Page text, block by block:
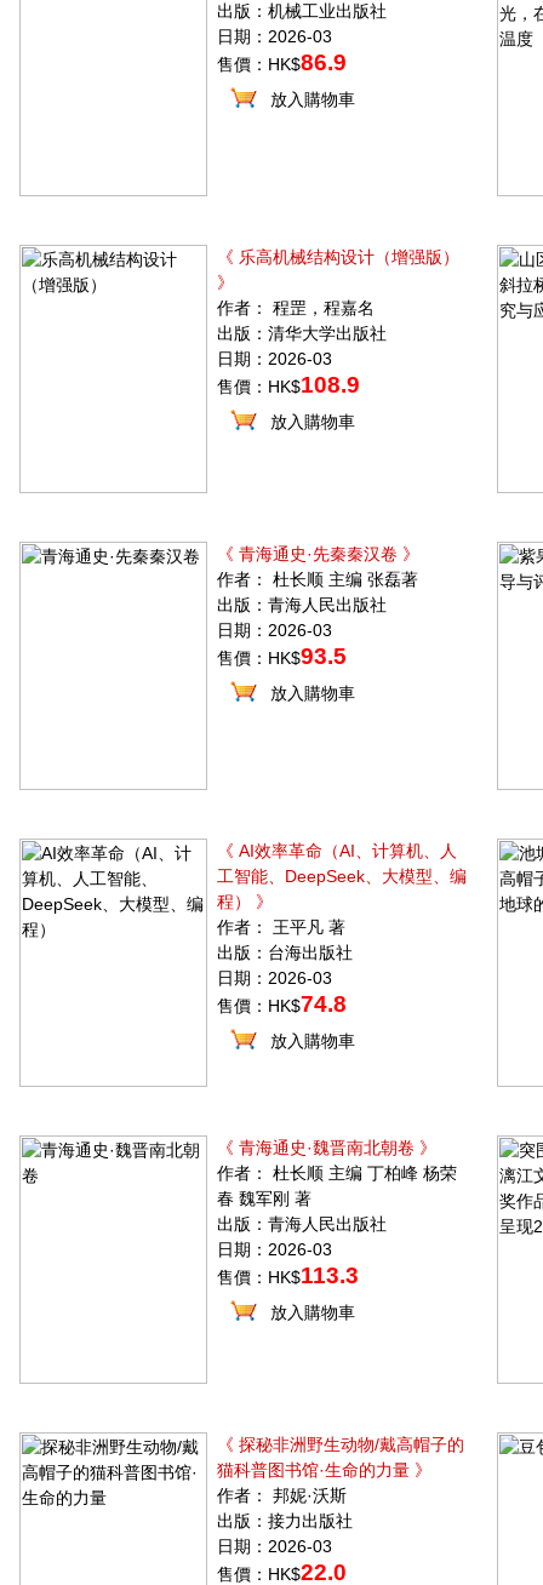
出版：机械工业出版社
日期：2026-03
售價：HK$86.9
放入購物車
《 乐高机械结构设计（增强版）
》
作者： 程罡，程嘉名
出版：清华大学出版社
日期：2026-03
售價：HK$108.9
放入購物車
《 青海通史·先秦秦汉卷 》
作者： 杜长顺 主编 张磊著
出版：青海人民出版社
日期：2026-03
售價：HK$93.5
放入購物車
《 AI效率革命（AI、计算机、人
工智能、DeepSeek、大模型、编
程） 》
作者： 王平凡 著
出版：台海出版社
日期：2026-03
售價：HK$74.8
放入購物車
《 青海通史·魏晋南北朝卷 》
作者： 杜长顺 主编 丁柏峰 杨荣
春 魏军刚 著
出版：青海人民出版社
日期：2026-03
售價：HK$113.3
放入購物車
《 探秘非洲野生动物/戴高帽子的
猫科普图书馆·生命的力量 》
作者： 邦妮·沃斯
出版：接力出版社
日期：2026-03
售價：HK$22.0